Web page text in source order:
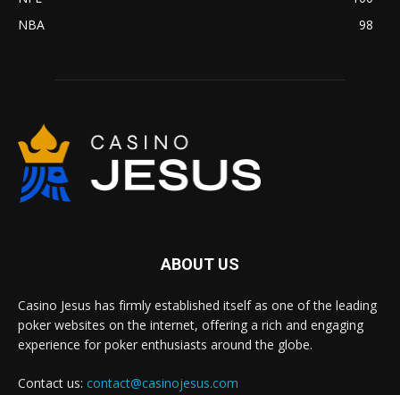
NBA
98
ABOUT US
Casino Jesus has firmly established itself as one of the leading
poker websites on the internet, offering a rich and engaging
experience for poker enthusiasts around the globe.
Contact us: contact@casinojesus.com